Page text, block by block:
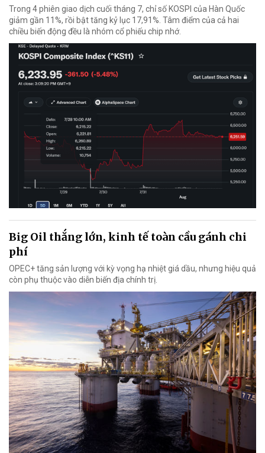
Trong 4 phiên giao dịch cuối tháng 7, chỉ số KOSPI của Hàn Quốc
giảm gần 11%, rồi bật tăng kỷ lục 17,91%. Tâm điểm của cả hai
chiều biến động đều là nhóm cổ phiếu chip nhớ.
Big Oil thắng lớn, kinh tế toàn cầu gánh chi
phí
OPEC+ tăng sản lượng với kỳ vọng hạ nhiệt giá dầu, nhưng hiệu quả
còn phụ thuộc vào diễn biến địa chính trị.